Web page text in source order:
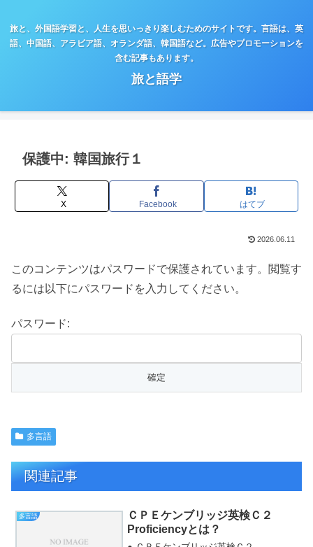
旅と、外国語学習と、人生を思いっきり楽しむためのサイトです。言語は、英
語、中国語、アラビア語、オランダ語、韓国語など。広告やプロモーションを
含む記事もあります。
旅と語学
保護中: 韓国旅行１
X Facebook はてブ
2026.06.11
このコンテンツはパスワードで保護されています。閲覧す
るには以下にパスワードを入力してください。
パスワード:
多言語
関連記事
多言語
ＣＰＥケンブリッジ英検Ｃ２
Proficiencyとは？